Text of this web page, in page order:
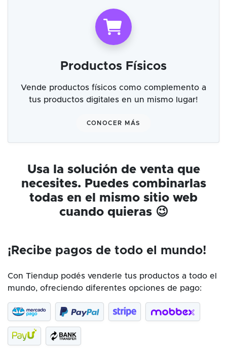
Productos Físicos
Vende productos físicos como complemento a
tus productos digitales en un mismo lugar!
CONOCER MÁS
Usa la solución de venta que
necesites. Puedes combinarlas
todas en el mismo sitio web
cuando quieras 😉
¡Recibe pagos de todo el mundo!
Con Tiendup podés venderle tus productos a todo el
mundo, ofreciendo diferentes opciones de pago: